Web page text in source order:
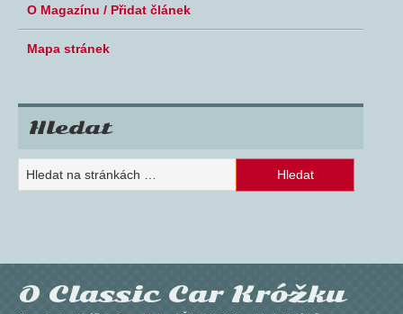
O Magazínu / Přidat článek
Mapa stránek
Hledat
O Classic Car Króžku